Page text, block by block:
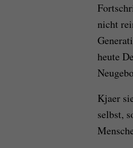
nicht
heute
Kjaer
selbst,